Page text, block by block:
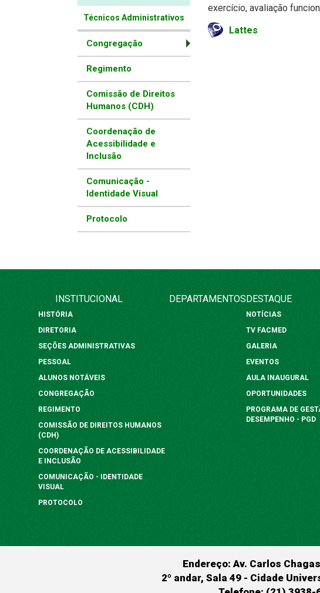
Técnicos Administrativos
Congregação
Regimento
Comissão de Direitos
Humanos (CDH)
Coordenação de
Acessibilidade e
Inclusão
Comunicação -
Identidade Visual
Protocolo
exercício, avaliação
Lattes
INSTITUCIONAL
HISTÓRIA
DIRETORIA
SEÇÕES ADMINISTRATIVAS
PESSOAL
ALUNOS NOTÁVEIS
CONGREGAÇÃO
REGIMENTO
COMISSÃO DE DIREITOS HUMANOS
(CDH)
COORDENAÇÃO DE ACESSIBILIDADE
E INCLUSÃO
COMUNICAÇÃO - IDENTIDADE
VISUAL
PROTOCOLO
DEPARTAMENTOSDESTAQUE
NOTÍCIAS
TV FACMED
GALERIA
EVENTOS
AULA INAUGURAL
OPORTUNIDADES
PROGRAMA DE
DESEMPENHO - PGD
Endereço: Av. Carlos
2º andar, Sala 49 - Cidade